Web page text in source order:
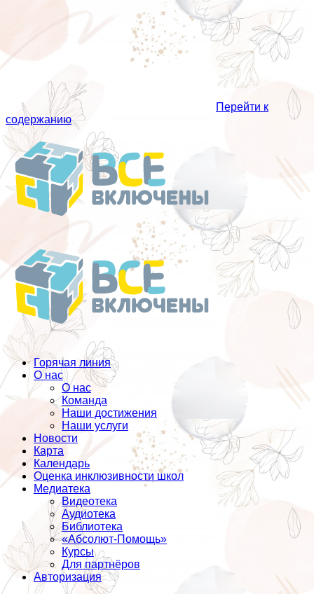
Перейти к
содержанию
Горячая линия
О нас
О нас
Команда
Наши достижения
Наши услуги
Новости
Карта
Календарь
Оценка инклюзивности школ
Медиатека
Видеотека
Аудиотека
Библиотека
«Абсолют-Помощь»
Курсы
Для партнёров
Авторизация